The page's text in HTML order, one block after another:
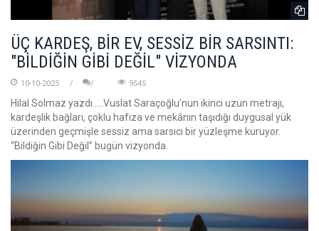
ÜÇ KARDEŞ, BİR EV, SESSİZ BİR SARSINTI:
"BİLDİĞİN GİBİ DEĞİL" VİZYONDA
10-10-2025 9545
Hilal Solmaz yazdı.....Vuslat Saraçoğlu’nun ikinci uzun metrajı,
kardeşlik bağları, çoklu hafıza ve mekânın taşıdığı duygusal yük
üzerinden geçmişle sessiz ama sarsıcı bir yüzleşme kuruyor.
“Bildiğin Gibi Değil” bugün vizyonda.